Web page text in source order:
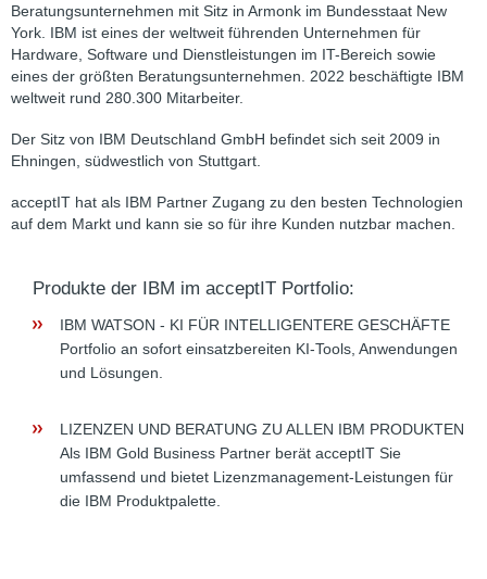
Beratungsunternehmen mit Sitz in Armonk im Bundesstaat New
York. IBM ist eines der weltweit führenden Unternehmen für
Hardware, Software und Dienstleistungen im IT-Bereich sowie
eines der größten Beratungsunternehmen. 2022 beschäftigte IBM
weltweit rund 280.300 Mitarbeiter.
Der Sitz von IBM Deutschland GmbH befindet sich seit 2009 in
Ehningen, südwestlich von Stuttgart.
acceptIT hat als IBM Partner Zugang zu den besten Technologien
auf dem Markt und kann sie so für ihre Kunden nutzbar machen.
Produkte der IBM im acceptIT Portfolio:
IBM WATSON - KI FÜR INTELLIGENTERE GESCHÄFTE
Portfolio an sofort einsatzbereiten KI-Tools, Anwendungen
und Lösungen.
LIZENZEN UND BERATUNG ZU ALLEN IBM PRODUKTEN
Als IBM Gold Business Partner berät acceptIT Sie
umfassend und bietet Lizenzmanagement-Leistungen für
die IBM Produktpalette.